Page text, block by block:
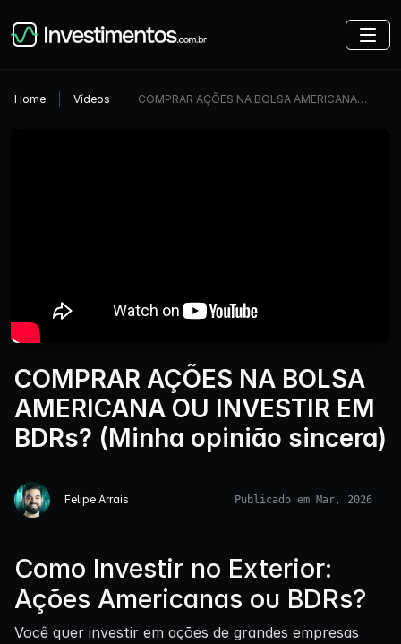
Home Vídeos COMPRAR AÇÕES NA BOLSA AMERICANA…
COMPRAR AÇÕES NA BOLSA
AMERICANA OU INVESTIR EM
BDRs? (Minha opinião sincera)
Felipe Arrais Publicado em Mar, 2026
Como Investir no Exterior:
Ações Americanas ou BDRs?
Você quer investir em ações de grandes empresas